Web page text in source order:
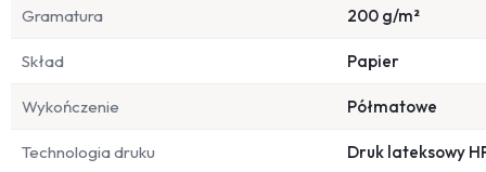
Gramatura 200 g/m²
Skład Papier
Wykończenie Półmatowe
Technologia druku Druk lateksowy